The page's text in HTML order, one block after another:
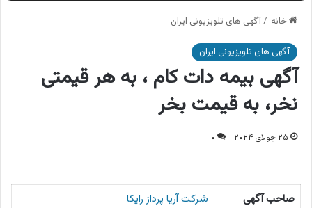
خانه /آگهی های تلویزیونی ایران
آگهی های تلویزیونی ایران
آگهی بیمه دات کام ، به هر قیمتی
نخر، به قیمت بخر
۲۵ جولای ۲۰۲۴ ۰
صاحب آگهی
شرکت آریا پرداز رایکا